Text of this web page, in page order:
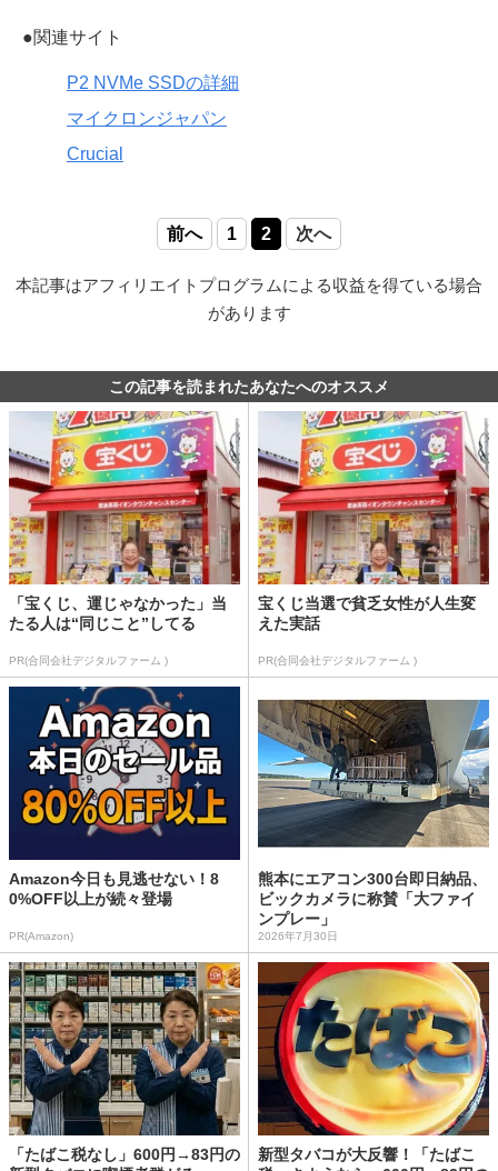
●関連サイト
P2 NVMe SSDの詳細
マイクロンジャパン
Crucial
前へ 1 2 次へ
本記事はアフィリエイトプログラムによる収益を得ている場合
があります
この記事を読まれたあなたへのオススメ
「宝くじ、運じゃなかった」当
たる人は“同じこと”してる
PR(合同会社デジタルファーム )
宝くじ当選で貧乏女性が人生変
えた実話
PR(合同会社デジタルファーム )
Amazon今日も見逃せない！8
0%OFF以上が続々登場
PR(Amazon)
熊本にエアコン300台即日納品、
ビックカメラに称賛「大ファイ
ンプレー」
2026年7月30日
「たばこ税なし」600円→83円の
新型タバコが大反響！「たばこ